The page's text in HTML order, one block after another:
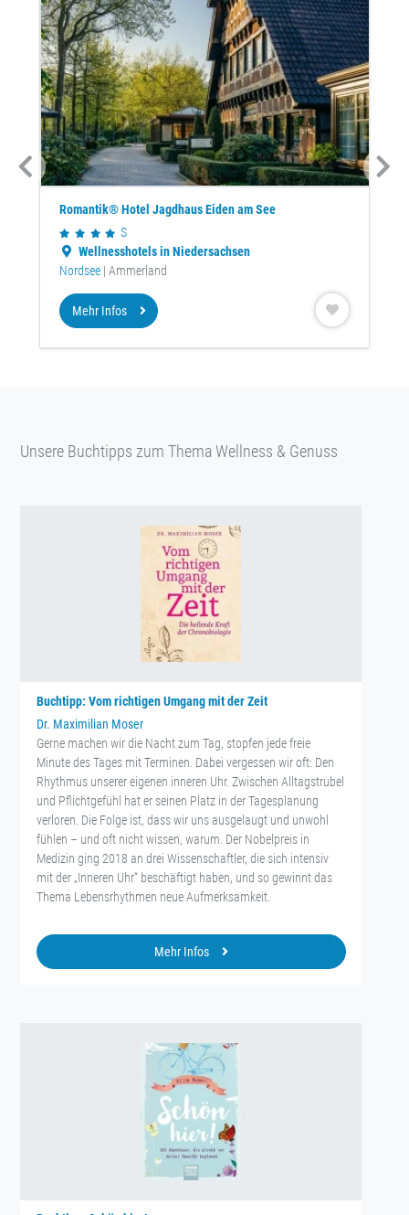
Romantik® Hotel Jagdhaus Eiden am See
S
Wellnesshotels in Niedersachsen
Nordsee | Ammerland
Mehr Infos
Unsere Buchtipps zum Thema Wellness & Genuss
Buchtipp: Vom richtigen Umgang mit der Zeit
Dr. Maximilian Moser
Gerne machen wir die Nacht zum Tag, stopfen jede freie
Minute des Tages mit Terminen. Dabei vergessen wir oft: Den
Rhythmus unserer eigenen inneren Uhr. Zwischen Alltagstrubel
und Pflichtgefühl hat er seinen Platz in der Tagesplanung
verloren. Die Folge ist, dass wir uns ausgelaugt und unwohl
fühlen – und oft nicht wissen, warum. Der Nobelpreis in
Medizin ging 2018 an drei Wissenschaftler, die sich intensiv
mit der „Inneren Uhr“ beschäftigt haben, und so gewinnt das
Thema Lebensrhythmen neue Aufmerksamkeit.
Mehr Infos